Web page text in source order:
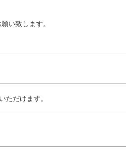
い致します。
ただけます。